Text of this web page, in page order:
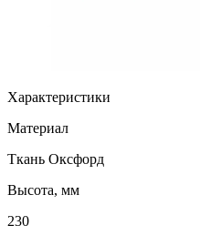
Характеристики
Материал
Ткань Оксфорд
Высота, мм
230